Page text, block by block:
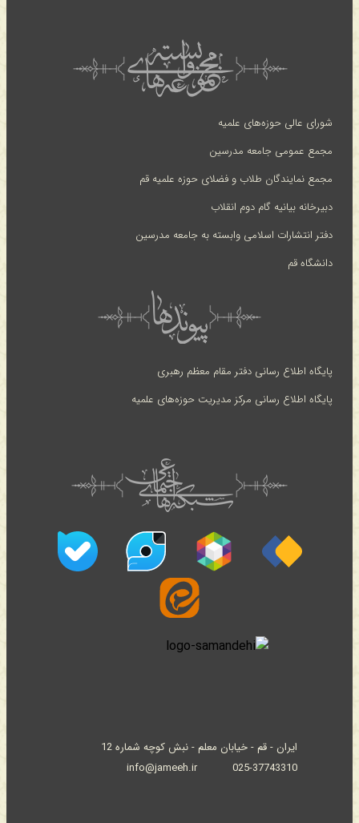
شورای عالی حوزه‌های علمیه
مجمع عمومی جامعه مدرسین
مجمع نمایندگان طلاب و فضلای حوزه علمیه قم
دبیرخانه بیانیه گام دوم انقلاب
دفتر انتشارات اسلامی وابسته به جامعه مدرسین
دانشگاه قم
پایگاه اطلاع رسانی دفتر مقام معظم رهبری
پایگاه اطلاع رسانی مرکز مدیریت حوزه‌های علمیه
ایران - قم - خیابان معلم - نبش کوچه شماره 12
025-37743310
info@jameeh.ir